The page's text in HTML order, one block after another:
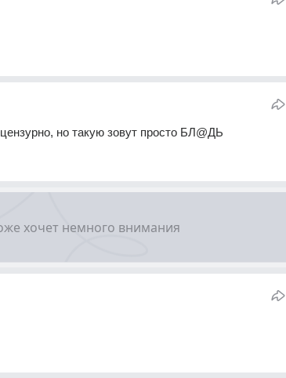
но такую зовут просто БЛ@ДЬ